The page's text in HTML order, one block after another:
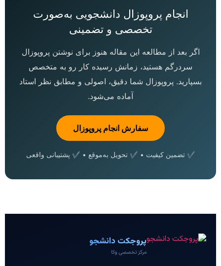
انجام پروپوزال دانشجویی به‌صورت
تخصصی و تضمینی
اگر بعد از مطالعه این مقاله هنوز برای نوشتن پروپوزال
سردرگم هستید، زمانش رسیده کار رو به متخصص
بسپارید. پروپوزال شما دقیق، اصولی و مطابق نظر استاد
آماده می‌شود.
سفارش انجام پروپوزال
✔ تضمین کیفیت • ✔ تحویل به‌موقع • ✔ پشتیبانی واقعی
پروجکت دانشجو
مرکز تخصصی وکا